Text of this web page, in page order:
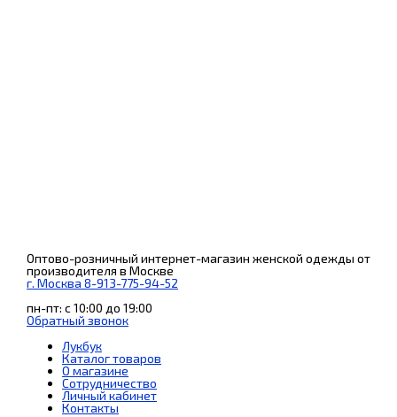
Оптово-розничный интернет-магазин женской одежды от
производителя в Москве
г. Москва 8-913-775-94-52
пн-пт: с 10:00 до 19:00
Обратный звонок
Лукбук
Каталог товаров
О магазине
Сотрудничество
Личный кабинет
Контакты